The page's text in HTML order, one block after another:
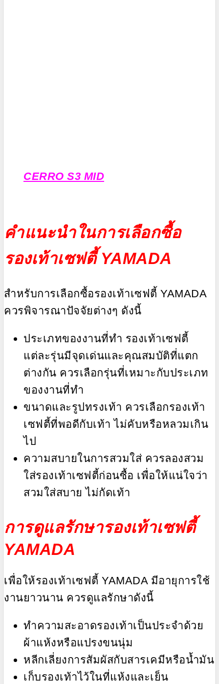
CERRO S3 MID
คำแนะนำในการเลือกซื้อ
รองเท้าเซฟตี้ YAMADA
สำหรับการเลือกซื้อรองเท้าเซฟตี้ YAMADA
ควรพิจารณาปัจจัยต่างๆ ดังนี้
ประเภทของงานที่ทำ รองเท้าเซฟตี้
แต่ละรุ่นมีจุดเด่นและคุณสมบัติที่แตก
ต่างกัน ควรเลือกรุ่นที่เหมาะกับประเภท
ของงานที่ทำ
ขนาดและรูปทรงเท้า ควรเลือกรองเท้า
เซฟตี้ที่พอดีกับเท้า ไม่คับหรือหลวมเกิน
ไป
ความสบายในการสวมใส่ ควรลองสวม
ใส่รองเท้าเซฟตี้ก่อนซื้อ เพื่อให้แน่ใจว่า
สวมใส่สบาย ไม่กัดเท้า
การดูแลรักษารองเท้าเซฟตี้
YAMADA
เพื่อให้รองเท้าเซฟตี้ YAMADA มีอายุการใช้
งานยาวนาน ควรดูแลรักษาดังนี้
ทำความสะอาดรองเท้าเป็นประจำด้วย
ผ้าแห้งหรือแปรงขนนุ่ม
หลีกเลี่ยงการสัมผัสกับสารเคมีหรือน้ำมัน
เก็บรองเท้าไว้ในที่แห้งและเย็น